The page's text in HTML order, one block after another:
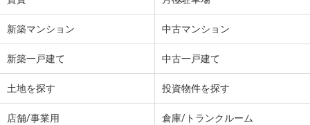
新築マンション 中古マンション
新築一戸建て 中古一戸建て
土地を探す 投資物件を探す
店舗/事業用 倉庫/トランクルーム